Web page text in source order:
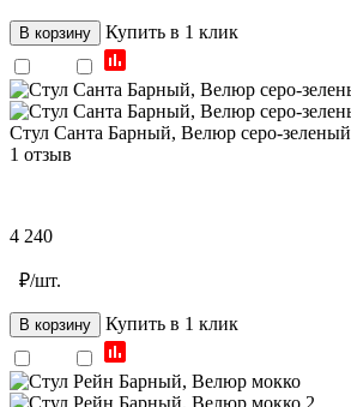
В корзину Купить в 1 клик
Стул Санта Барный, Велюр серо-зеленый
1 отзыв
4 240
₽/шт.
В корзину Купить в 1 клик